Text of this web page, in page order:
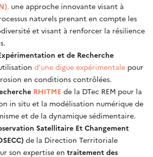
, une approche innovante visant à
naturels prenant en compte les
et visant à renforcer la résilience
et de Recherche
d'une digue expérimentale pour
en conditions contrôlées.
RHITME de la DTec REM pour la
in situ et la modélisation numérique de
et de la dynamique sédimentaire.
Satellitaire Et Changement
de la Direction Territoriale
son expertise en traitement des